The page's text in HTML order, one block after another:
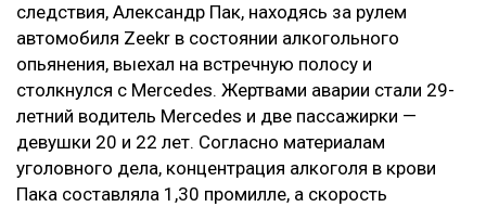
следствия, Александр Пак, находясь за рулем
автомобиля Zeekr в состоянии алкогольного
опьянения, выехал на встречную полосу и
столкнулся с Mercedes. Жертвами аварии стали 29-
летний водитель Mercedes и две пассажирки —
девушки 20 и 22 лет. Согласно материалам
уголовного дела, концентрация алкоголя в крови
Пака составляла 1,30 промилле, а скорость